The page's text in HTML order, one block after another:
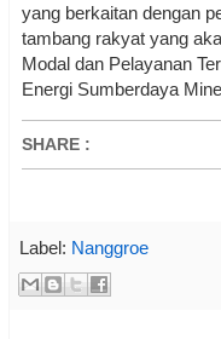
yang berkaitan dengan
tambang rakyat yang
Modal dan Pelayanan
Energi Sumberdaya
SHARE :
Label: Nanggroe